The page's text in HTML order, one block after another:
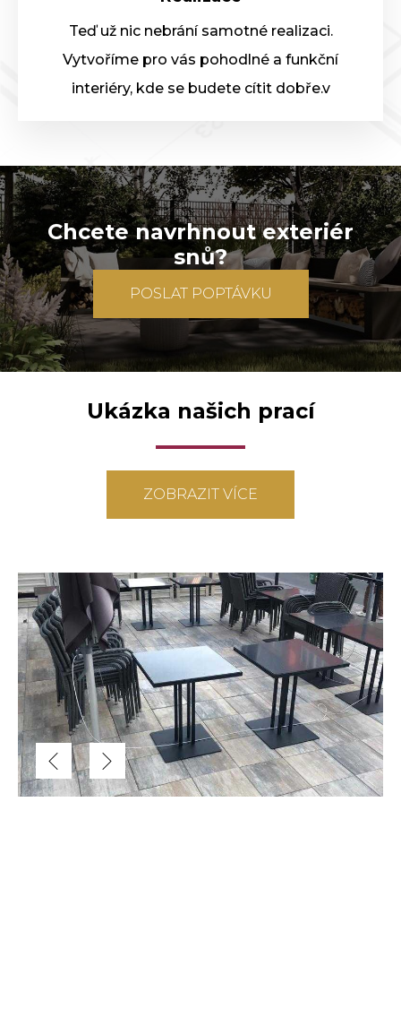
Teď už nic nebrání samotné realizaci.
Vytvoříme pro vás pohodlné a funkční
interiéry, kde se budete cítit dobře.v
Chcete navrhnout exteriér
snů?
POSLAT POPTÁVKU
Ukázka našich prací
ZOBRAZIT VÍCE